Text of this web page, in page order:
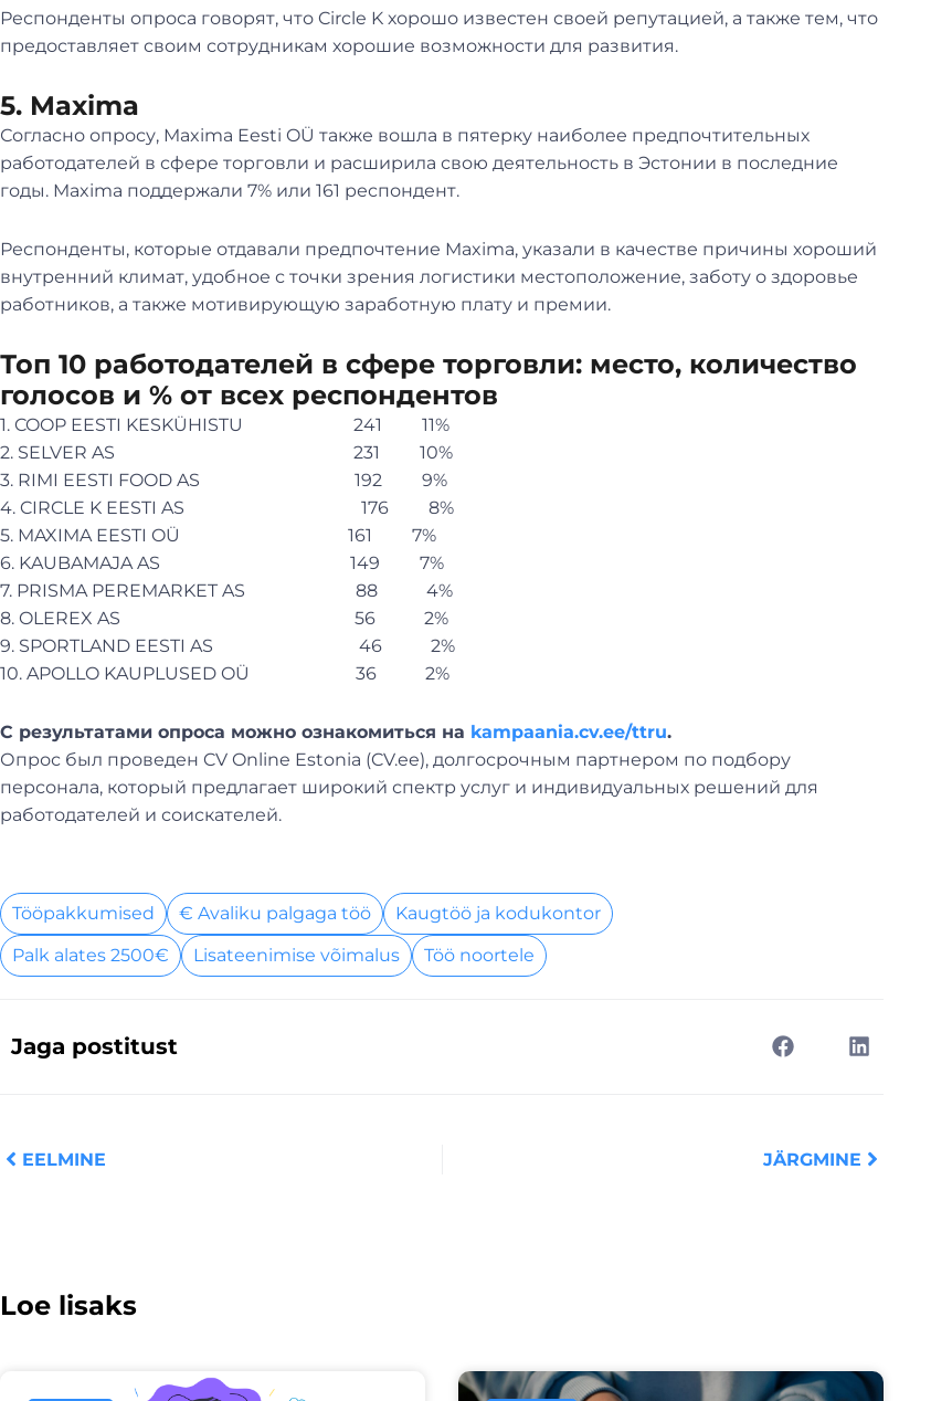
Респонденты опроса говорят, что Circle K хорошо известен своей репутацией, а также тем, что
предоставляет своим сотрудникам хорошие возможности для развития.
5. Maxima
Согласно опросу, Maxima Eesti OÜ также вошла в пятерку наиболее предпочтительных
работодателей в сфере торговли и расширила свою деятельность в Эстонии в последние
годы. Maxima поддержали 7% или 161 респондент.
Респонденты, которые отдавали предпочтение Maxima, указали в качестве причины хороший
внутренний климат, удобное с точки зрения логистики местоположение, заботу о здоровье
работников, а также мотивирующую заработную плату и премии.
Топ 10 работодателей в сфере торговли: место, количество
голосов и % от всех респондентов
1. COOP EESTI KESKÜHISTU 241 11%
2. SELVER AS 231 10%
3. RIMI EESTI FOOD AS 192 9%
4. CIRCLE K EESTI AS 176 8%
5. MAXIMA EESTI OÜ 161 7%
6. KAUBAMAJA AS 149 7%
7. PRISMA PEREMARKET AS 88 4%
8. OLEREX AS 56 2%
9. SPORTLAND EESTI AS 46 2%
10. APOLLO KAUPLUSED OÜ 36 2%
C результатами опроса можно ознакомиться на kampaania.cv.ee/ttru.
Опрос был проведен CV Online Estonia (CV.ee), долгосрочным партнером по подбору
персонала, который предлагает широкий спектр услуг и индивидуальных решений для
работодателей и соискателей.
Tööpakkumised € Avaliku palgaga töö
Kaugtöö ja kodukontor
Palk alates 2500€
Lisateenimise võimalus Töö noortele
Jaga postitust
EELMINE JÄRGMINE
Loe lisaks